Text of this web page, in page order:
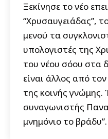
Ξεκίνησε το νέο
“Χρυσαυγειάδας”,
μενού τα
υπολογιστές της
του νέου σόου στα
είναι άλλος από
της κοινής
συναγωνιστής
μνημόνιο το βράδυ”.